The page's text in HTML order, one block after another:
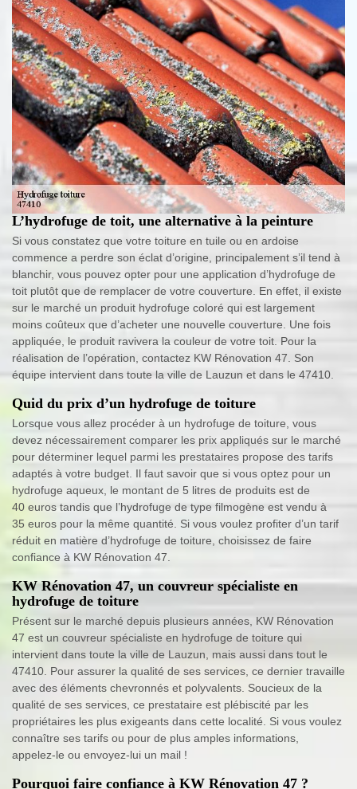
L’hydrofuge de toit, une alternative à la peinture
Si vous constatez que votre toiture en tuile ou en ardoise
commence a perdre son éclat d’origine, principalement s’il tend à
blanchir, vous pouvez opter pour une application d’hydrofuge de
toit plutôt que de remplacer de votre couverture. En effet, il existe
sur le marché un produit hydrofuge coloré qui est largement
moins coûteux que d’acheter une nouvelle couverture. Une fois
appliquée, le produit ravivera la couleur de votre toit. Pour la
réalisation de l’opération, contactez KW Rénovation 47. Son
équipe intervient dans toute la ville de Lauzun et dans le 47410.
Quid du prix d’un hydrofuge de toiture
Lorsque vous allez procéder à un hydrofuge de toiture, vous
devez nécessairement comparer les prix appliqués sur le marché
pour déterminer lequel parmi les prestataires propose des tarifs
adaptés à votre budget. Il faut savoir que si vous optez pour un
hydrofuge aqueux, le montant de 5 litres de produits est de
40 euros tandis que l’hydrofuge de type filmogène est vendu à
35 euros pour la même quantité. Si vous voulez profiter d’un tarif
réduit en matière d’hydrofuge de toiture, choisissez de faire
confiance à KW Rénovation 47.
KW Rénovation 47, un couvreur spécialiste en
hydrofuge de toiture
Présent sur le marché depuis plusieurs années, KW Rénovation
47 est un couvreur spécialiste en hydrofuge de toiture qui
intervient dans toute la ville de Lauzun, mais aussi dans tout le
47410. Pour assurer la qualité de ses services, ce dernier travaille
avec des éléments chevronnés et polyvalents. Soucieux de la
qualité de ses services, ce prestataire est plébiscité par les
propriétaires les plus exigeants dans cette localité. Si vous voulez
connaître ses tarifs ou pour de plus amples informations,
appelez-le ou envoyez-lui un mail !
Pourquoi faire confiance à KW Rénovation 47 ?